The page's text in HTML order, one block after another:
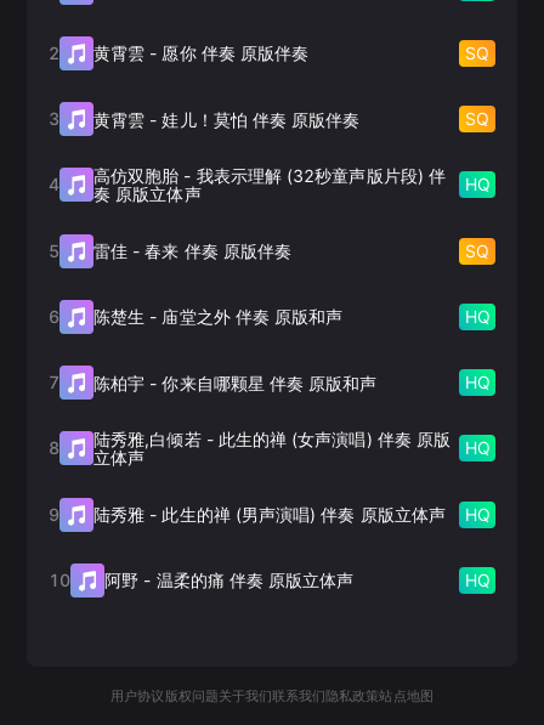
2 黄霄雲 - 愿你 伴奏 原版伴奏 SQ
3 黄霄雲 -娃儿！莫怕 伴奏 原版伴奏 SQ
4 高仿双胞胎 - 我表示理解 (32秒童声版片段) 伴
奏 原版立体声
HQ
5 雷佳 -春来 伴奏 原版伴奏 SQ
6 陈楚生 - 庙堂之外 伴奏 原版和声 HQ
7 陈柏宇 -你来自哪颗星 伴奏 原版和声 HQ
8 陆秀雅,白倾若- 此生的禅 (女声演唱) 伴奏 原版
立体声
HQ
9 陆秀雅 - 此生的禅 (男声演唱) 伴奏 原版立体声 HQ
10 阿野 - 温柔的痛 伴奏 原版立体声 HQ
用户协议 版权问题关于我们联系我们 隐私政策站点地图